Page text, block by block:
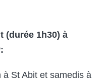
(durée 1h30) à
St Abit et samedis à